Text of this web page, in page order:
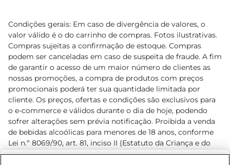
Condições gerais: Em caso de divergência de valores, o
valor válido é o do carrinho de compras. Fotos ilustrativas.
Compras sujeitas a confirmação de estoque. Compras
podem ser canceladas em caso de suspeita de fraude. A fim
de garantir o acesso de um maior número de clientes as
nossas promoções, a compra de produtos com preços
promocionais poderá ter sua quantidade limitada por
cliente. Os preços, ofertas e condições são exclusivos para
o e-commerce e válidos durante o dia de hoje, podendo
sofrer alterações sem prévia notificação. Proibida a venda
de bebidas alcoólicas para menores de 18 anos, conforme
Lei n.º 8069/90, art. 81, inciso II (Estatuto da Criança e do
Adolescente). Preços e condições exclusivos para o